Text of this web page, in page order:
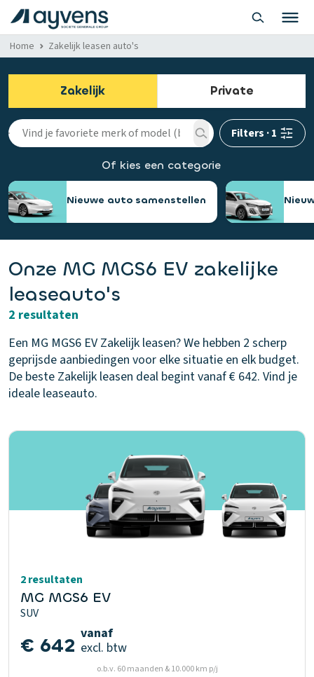
Home Zakelijk leasen auto's
Zakelijk Private
Filters ·1
Of kies een categorie
Nieuwe auto samenstellen
Onze MG MGS6 EV zakelijke
leaseauto's
2 resultaten
Een MG MGS6 EV Zakelijk leasen? We hebben 2 scherp
geprijsde aanbiedingen voor elke situatie en elk budget.
De beste Zakelijk leasen deal begint vanaf € 642. Vind je
ideale leaseauto.
2 resultaten
MG MGS6 EV
SUV
€ 642 vanaf
excl. btw
o.b.v. 60 maanden & 10.000 km p/j